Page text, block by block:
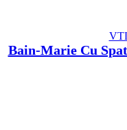
Bain-Marie Cu